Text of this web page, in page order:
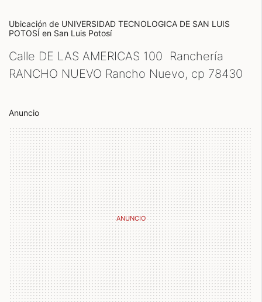
Ubicación de UNIVERSIDAD TECNOLOGICA DE SAN LUIS
POTOSÍ en San Luis Potosí
Calle DE LAS AMERICAS 100 Ranchería
RANCHO NUEVO Rancho Nuevo, cp 78430
Anuncio